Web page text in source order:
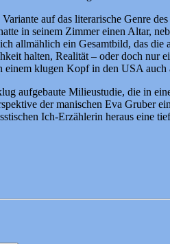
auf das literarische Genre
in seinem Zimmer einen Altar,
allmählich ein Gesamtbild, das
halten, Realität – oder doch nur
einem klugen Kopf in den USA
aufgebaute Milieustudie, die in
der manischen Eva Gruber
Ich-Erzählerin heraus eine